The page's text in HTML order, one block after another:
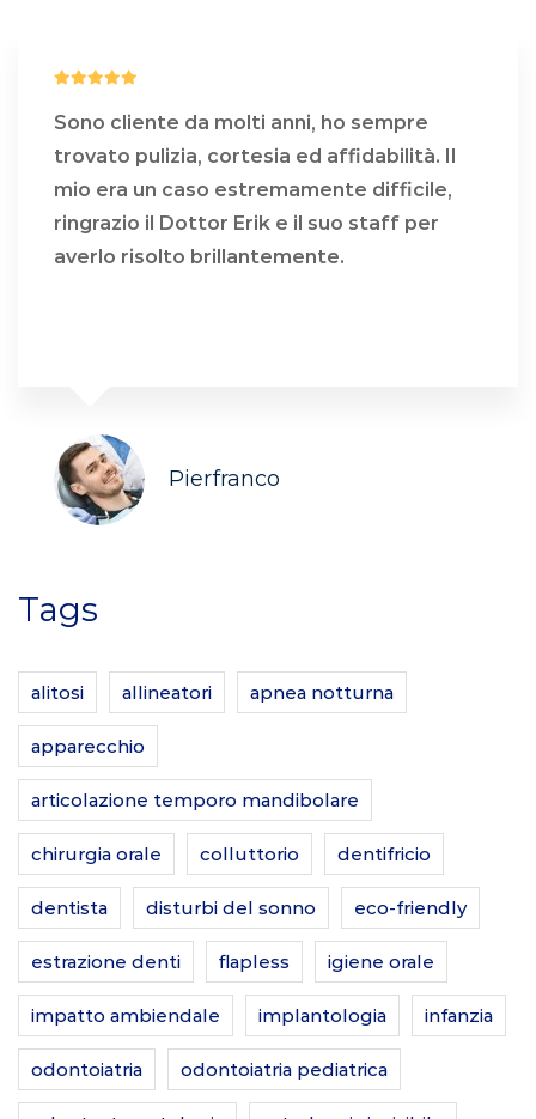
Sono cliente da molti anni, ho sempre
trovato pulizia, cortesia ed affidabilità. Il
mio era un caso estremamente difficile,
ringrazio il Dottor Erik e il suo staff per
averlo risolto brillantemente.
Pierfranco
Tags
alitosi allineatori apnea notturna
apparecchio
articolazione temporo mandibolare
chirurgia orale colluttorio dentifricio
dentista disturbi del sonno eco-friendly
estrazione denti flapless igiene orale
impatto ambiendale implantologia infanzia
odontoiatria odontoiatria pediatrica